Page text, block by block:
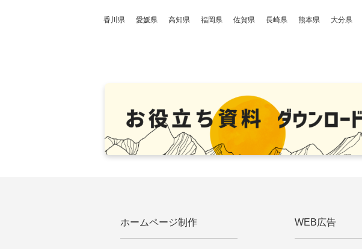
香川県 愛媛県 高知県 福岡県 佐賀県 長崎県 熊本県 大分県
ホームページ制作 WEB広告